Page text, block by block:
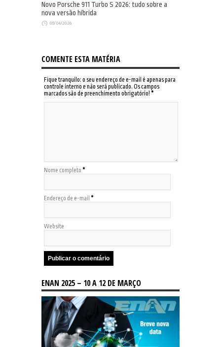
Novo Porsche 911 Turbo S 2026: tudo sobre a
nova versão híbrida
05/04/2026
COMENTE ESTA MATÉRIA
Fique tranquilo: o seu endereço de e-mail é apenas para
controle interno e não será publicado. Os campos
marcados são de preenchimento obrigatório! *
Nome completo *
Endereço de e-mail *
Website
ENAN 2025 – 10 A 12 DE MARÇO